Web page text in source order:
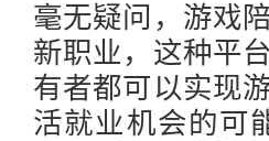
毫无疑问，游戏
新职业，这种平
有者都可以实现
活就业机会的可